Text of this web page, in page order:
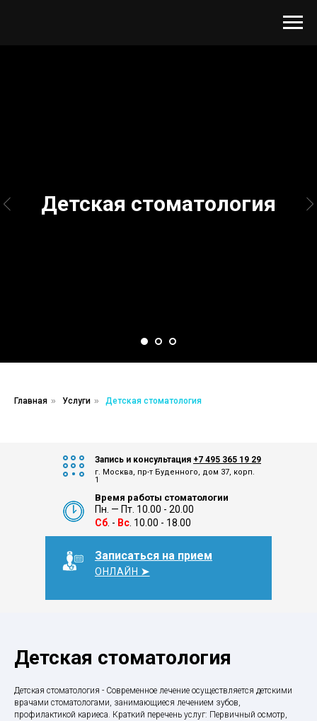
Детская стоматология
Главная » Услуги » Детская стоматология
Запись и консультация +7 495 365 19 29
г. Москва, пр-т Буденного, дом 37, корп.
1
Время работы стоматологии
Записаться на прием
ОНЛАЙН ➤
Пн. — Пт. 10.00 - 20.00
Сб . - Вс . 10.00 - 18.00
Детская стоматология
Детская стоматология - Современное лечение осуществляется детскими
врачами стоматологами, занимающиеся лечением зубов,
профилактикой кариеса. Краткий перечень услуг: Первичный осмотр,